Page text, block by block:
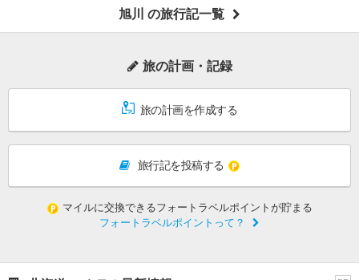
旭川 の旅行記一覧
旅の計画・記録
旅の計画を作成する
旅行記を投稿する
マイルに交換できるフォートラベルポイントが貯まる
フォートラベルポイントって？